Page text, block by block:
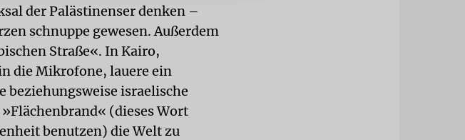
der Palästinenser denken –
schnuppe gewesen. Außerdem
Straße«. In Kairo,
die Mikrofone, lauere ein
beziehungsweise israelische
(dieses Wort
benutzen) die Welt zu